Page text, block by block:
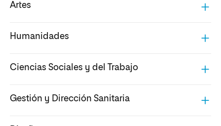
Artes
Humanidades
Ciencias Sociales y del Trabajo
Gestión y Dirección Sanitaria